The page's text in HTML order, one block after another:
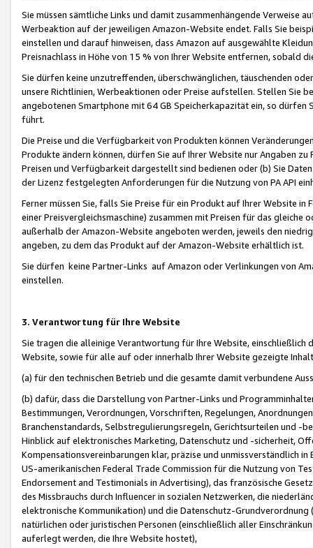
Sie müssen sämtliche Links und damit zusammenhängende
Werbeaktion auf der jeweiligen Amazon-Website endet. Falls Sie
einstellen und darauf hinweisen, dass Amazon auf ausgewählte
Preisnachlass in Höhe von 15 % von Ihrer Website entfernen, sobald
Sie dürfen keine unzutreffenden, überschwänglichen, täuschenden
unsere Richtlinien, Werbeaktionen oder Preise aufstellen. Stellen Sie
angebotenen Smartphone mit 64 GB Speicherkapazität ein, so dürfen
führt.
Die Preise und die Verfügbarkeit von Produkten können
Produkte ändern können, dürfen Sie auf Ihrer Website nur Angaben
Preisen und Verfügbarkeit dargestellt sind bedienen oder (b) Sie
der Lizenz festgelegten Anforderungen für die Nutzung von PA API
Ferner müssen Sie, falls Sie Preise für ein Produkt auf Ihrer Website
einer Preisvergleichsmaschine) zusammen mit Preisen für das
außerhalb der Amazon-Website angeboten werden, jeweils den
angeben, zu dem das Produkt auf der Amazon-Website erhältlich ist.
Sie dürfen keine Partner-Links auf Amazon oder Verlinkungen von
einstellen.
3. Verantwortung für Ihre Website
Sie tragen die alleinige Verantwortung für Ihre Website,
Website, sowie für alle auf oder innerhalb Ihrer Website gezeigte
(a) für den technischen Betrieb und die gesamte damit verbundene
(b) dafür, dass die Darstellung von Partner-Links und
Bestimmungen, Verordnungen, Vorschriften, Regelungen,
Branchenstandards, Selbstregulierungsregeln, Gerichtsurteilen und -
Hinblick auf elektronisches Marketing, Datenschutz und -sicherheit,
Kompensationsvereinbarungen klar, präzise und unmissverständlich
US-amerikanischen Federal Trade Commission für die Nutzung von
Endorsement and Testimonials in Advertising), das französische
des Missbrauchs durch Influencer in sozialen Netzwerken, die
elektronische Kommunikation) und die Datenschutz-
natürlichen oder juristischen Personen (einschließlich aller
auferlegt werden, die Ihre Website hostet),